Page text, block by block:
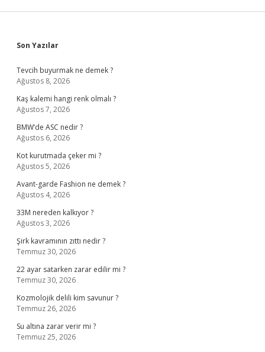
Sidebar
Son Yazılar
Tevcih buyurmak ne demek ?
Ağustos 8, 2026
Kaş kalemi hangi renk olmalı ?
Ağustos 7, 2026
BMW’de ASC nedir ?
Ağustos 6, 2026
Kot kurutmada çeker mi ?
Ağustos 5, 2026
Avant-garde Fashion ne demek ?
Ağustos 4, 2026
33M nereden kalkıyor ?
Ağustos 3, 2026
Şirk kavramının zıttı nedir ?
Temmuz 30, 2026
22 ayar satarken zarar edilir mi ?
Temmuz 30, 2026
Kozmolojik delili kim savunur ?
Temmuz 26, 2026
Su altına zarar verir mi ?
Temmuz 25, 2026